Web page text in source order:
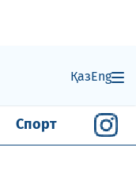
ҚазEng
Спорт